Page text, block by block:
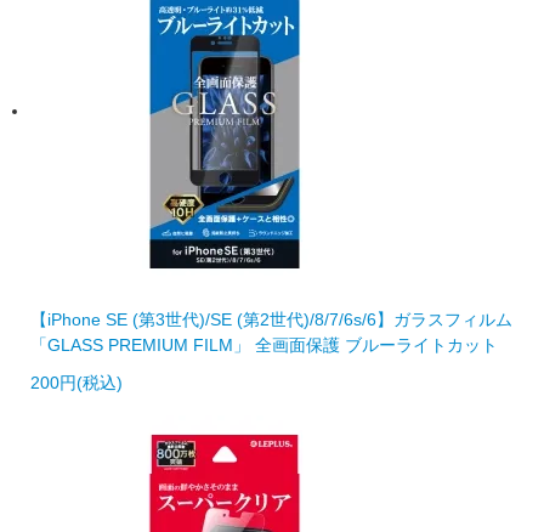
【iPhone SE (第3世代)/SE (第2世代)/8/7/6s/6】ガラスフィルム
「GLASS PREMIUM FILM」 全画面保護 ブルーライトカット
200円(税込)